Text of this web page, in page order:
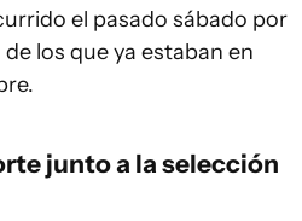
el pasado sábado por
los que ya estaban en
junto a la selección